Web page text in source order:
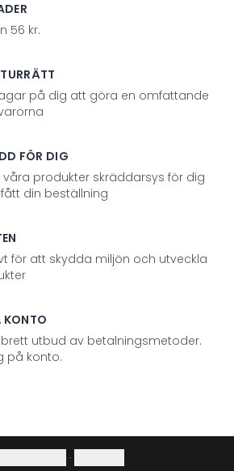
56 kr.
på dig att göra en omfattande
FÖR DIG
våra produkter skräddarsys för dig
din beställning
för att skydda miljön och utveckla
KONTO
utbud av betalningsmetoder.
på konto.
·